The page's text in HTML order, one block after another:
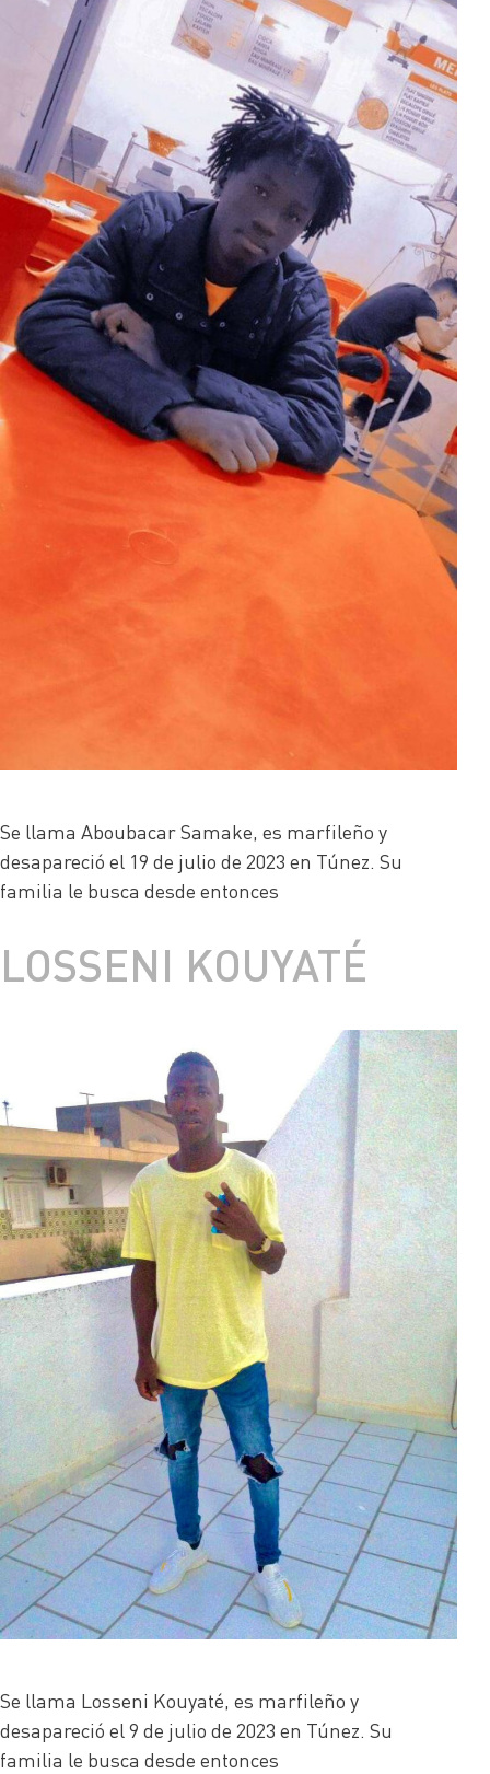
Se llama Aboubacar Samake, es marfileño y
desapareció el 19 de julio de 2023 en Túnez. Su
familia le busca desde entonces
LOSSENI KOUYATÉ
Se llama Losseni Kouyaté, es marfileño y
desapareció el 9 de julio de 2023 en Túnez. Su
familia le busca desde entonces